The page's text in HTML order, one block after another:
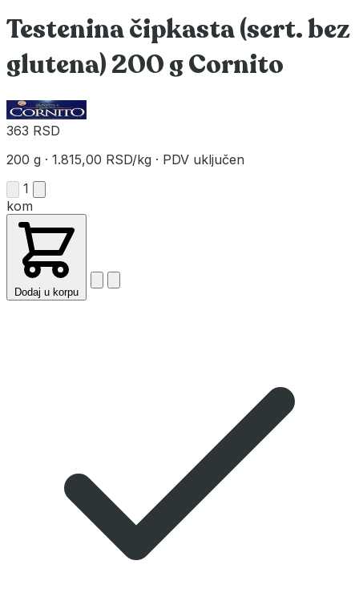
Testenina čipkasta (sert. bez
glutena) 200 g Cornito
363 RSD
200 g · 1.815,00 RSD/kg · PDV uključen
1
kom
Dodaj u korpu